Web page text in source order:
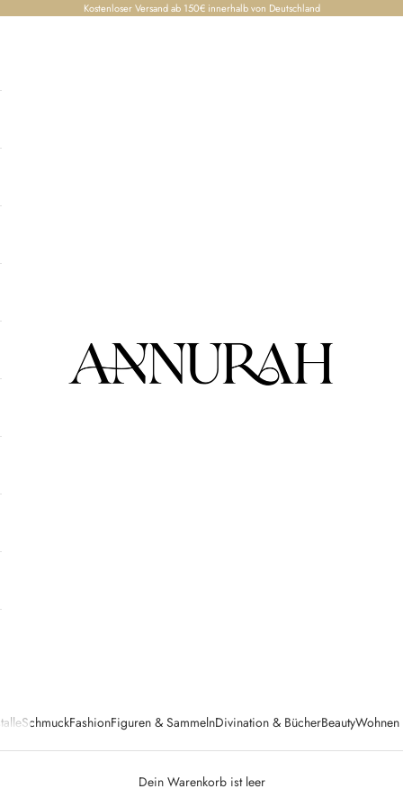
Kostenloser Versand ab 150€ innerhalb von Deutschland
Annurah
SchmuckFashionFiguren & SammelnDivination & BücherBeautyWohnen
Dein Warenkorb ist leer